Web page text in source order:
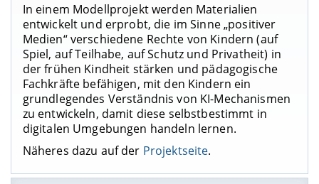
In einem Modellprojekt werden Materialien
entwickelt und erprobt, die im Sinne „positiver
Medien“ verschiedene Rechte von Kindern (auf
Spiel, auf Teilhabe, auf Schutz und Privatheit) in
der frühen Kindheit stärken und pädagogische
Fachkräfte befähigen, mit den Kindern ein
grundlegendes Verständnis von KI-Mechanismen
zu entwickeln, damit diese selbstbestimmt in
digitalen Umgebungen handeln lernen.
Näheres dazu auf der Projektseite.